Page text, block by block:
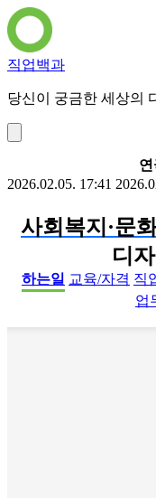
직업백과
당신이 궁금한 세상의
2026.02.05. 17:41
사회복지·문
디
하는일 교육/자격 직
업